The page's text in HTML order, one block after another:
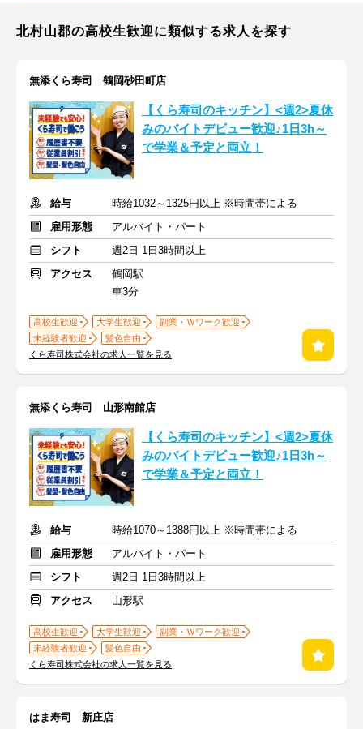
北村山郡の高校生歓迎に類似する求人を探す
無添くら寿司 鶴岡砂田町店
【くら寿司のキッチン】<週2>夏休
みのバイトデビュー歓迎♪1日3h～
で学業＆予定と両立！
給与
時給1032～1325円以上 ※時間帯による
雇用形態
アルバイト・パート
シフト
週2日 1日3時間以上
アクセス
鶴岡駅
車3分
高校生歓迎 大学生歓迎
副業・Ｗワーク歓迎
未経験者歓迎
髪色自由
くら寿司株式会社の求人一覧を見る
無添くら寿司 山形南館店
【くら寿司のキッチン】<週2>夏休
みのバイトデビュー歓迎♪1日3h～
で学業＆予定と両立！
給与
時給1070～1388円以上 ※時間帯による
雇用形態
アルバイト・パート
シフト
週2日 1日3時間以上
アクセス
山形駅
高校生歓迎 大学生歓迎
副業・Ｗワーク歓迎
未経験者歓迎
髪色自由
くら寿司株式会社の求人一覧を見る
はま寿司 新庄店